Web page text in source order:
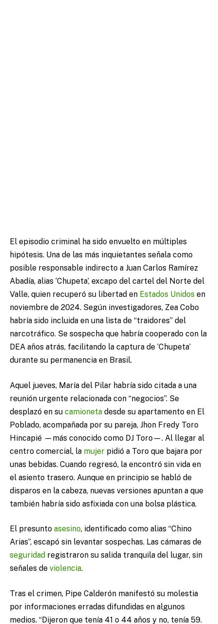
El episodio criminal ha sido envuelto en múltiples
hipótesis. Una de las más inquietantes señala como
posible responsable indirecto a Juan Carlos Ramírez
Abadía, alias ‘Chupeta’, excapo del cartel del Norte del
Valle, quien recuperó su libertad en Estados Unidos en
noviembre de 2024. Según investigadores, Zea Cobo
habría sido incluida en una lista de “traidores” del
narcotráfico. Se sospecha que habría cooperado con la
DEA años atrás, facilitando la captura de ‘Chupeta’
durante su permanencia en Brasil.
Aquel jueves, María del Pilar habría sido citada a una
reunión urgente relacionada con “negocios”. Se
desplazó en su camioneta desde su apartamento en El
Poblado, acompañada por su pareja, Jhon Fredy Toro
Hincapié —más conocido como DJ Toro—. Al llegar al
centro comercial, la mujer pidió a Toro que bajara por
unas bebidas. Cuando regresó, la encontró sin vida en
el asiento trasero. Aunque en principio se habló de
disparos en la cabeza, nuevas versiones apuntan a que
también habría sido asfixiada con una bolsa plástica.
El presunto asesino, identificado como alias “Chino
Arias”, escapó sin levantar sospechas. Las cámaras de
seguridad registraron su salida tranquila del lugar, sin
señales de violencia.
Tras el crimen, Pipe Calderón manifestó su molestia
por informaciones erradas difundidas en algunos
medios. “Dijeron que tenía 41 o 44 años y no, tenía 59.